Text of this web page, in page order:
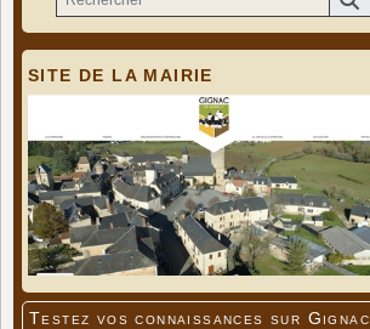
SITE DE LA MAIRIE
Testez vos connaissances sur Gignac